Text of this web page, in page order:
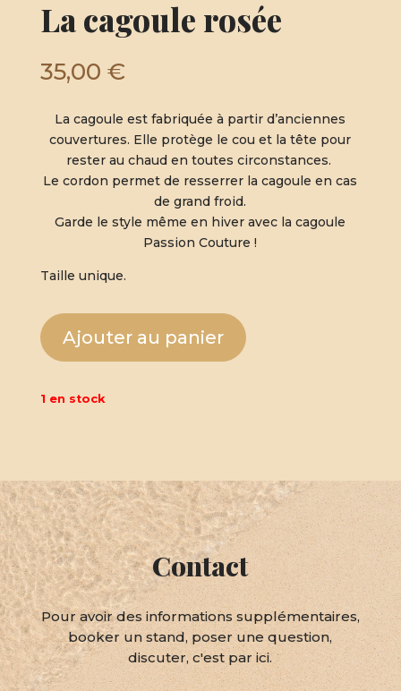
La cagoule rosée
35,00 €
La cagoule est fabriquée à partir d’anciennes
couvertures. Elle protège le cou et la tête pour
rester au chaud en toutes circonstances.
Le cordon permet de resserrer la cagoule en cas
de grand froid.
Garde le style même en hiver avec la cagoule
Passion Couture !
Taille unique.
Ajouter au panier
1 en stock
Contact
Pour avoir des informations supplémentaires,
booker un stand, poser une question,
discuter, c'est par ici.